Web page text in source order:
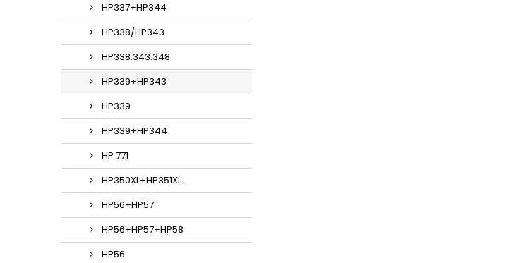
HP337+HP344
HP338/HP343
HP338.343.348
HP339+HP343
HP339
HP339+HP344
HP 771
HP350XL+HP351XL
HP56+HP57
HP56+HP57+HP58
HP56